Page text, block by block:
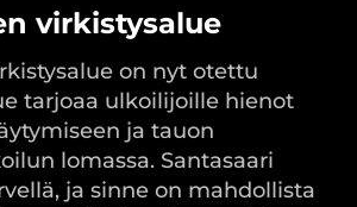
virkistysalue
on nyt otettu
tarjoaa ulkoilijoille hienot
ja tauon
lomassa. Santasaari
ja sinne on mahdollista